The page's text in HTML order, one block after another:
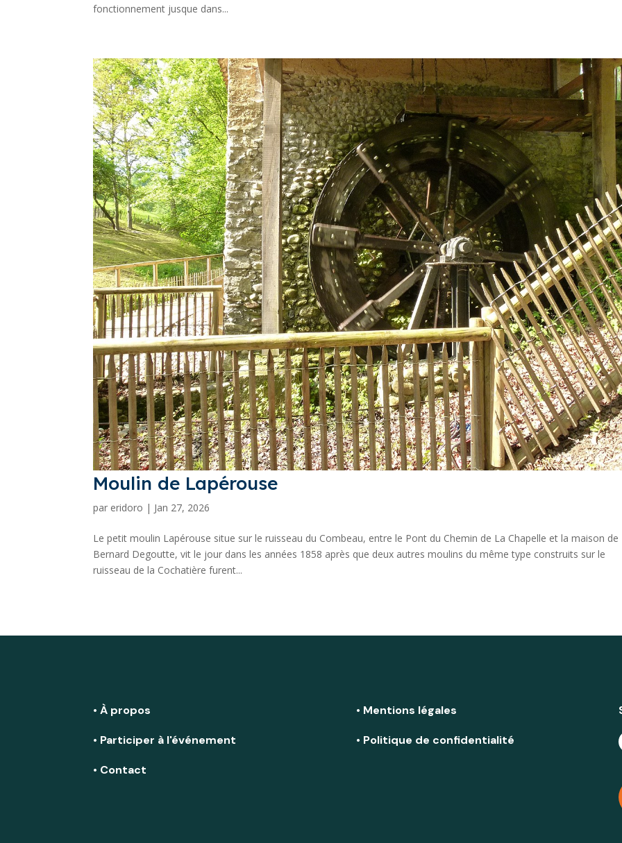
fonctionnement jusque dans...
Moulin de Lapérouse
par eridoro | Jan 27, 2026
Le petit moulin Lapérouse situe sur le ruisseau du Combeau, entre le Pont du Chemin de La Chapelle et la maison de
Bernard Degoutte, vit le jour dans les années 1858 après que deux autres moulins du même type construits sur le
ruisseau de la Cochatière furent...
• À propos
• Participer à l'événement
• Contact
• Mentions légales
• Politique de confidentialité